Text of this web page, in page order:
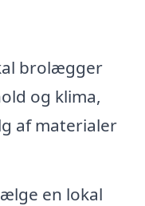
brolægger
og klima,
af materialer
en lokal